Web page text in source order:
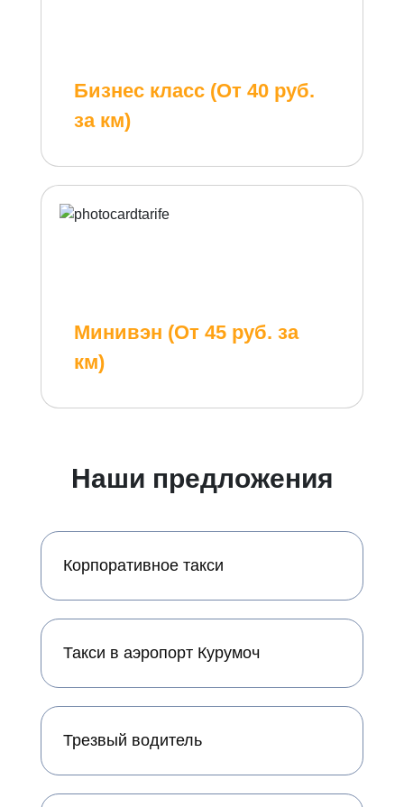
Бизнес класс (От 40 руб.
за км)
Минивэн (От 45 руб. за
км)
Наши предложения
Корпоративное такси
Такси в аэропорт Курумоч
Трезвый водитель